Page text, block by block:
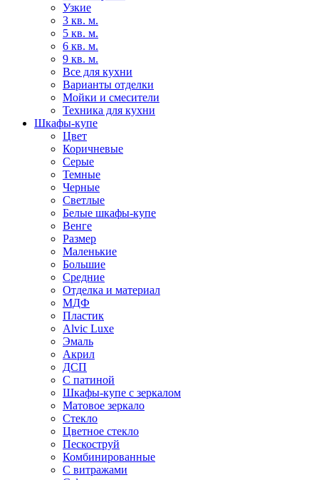
Узкие
3 кв. м.
5 кв. м.
6 кв. м.
9 кв. м.
Все для кухни
Варианты отделки
Мойки и смесители
Техника для кухни
Шкафы-купе
Цвет
Коричневые
Серые
Темные
Черные
Светлые
Белые шкафы-купе
Венге
Размер
Маленькие
Большие
Средние
Отделка и материал
МДФ
Пластик
Alvic Luxe
Эмаль
Акрил
ДСП
С патиной
Шкафы-купе с зеркалом
Матовое зеркало
Стекло
Цветное стекло
Пескоструй
Комбинированные
С витражами